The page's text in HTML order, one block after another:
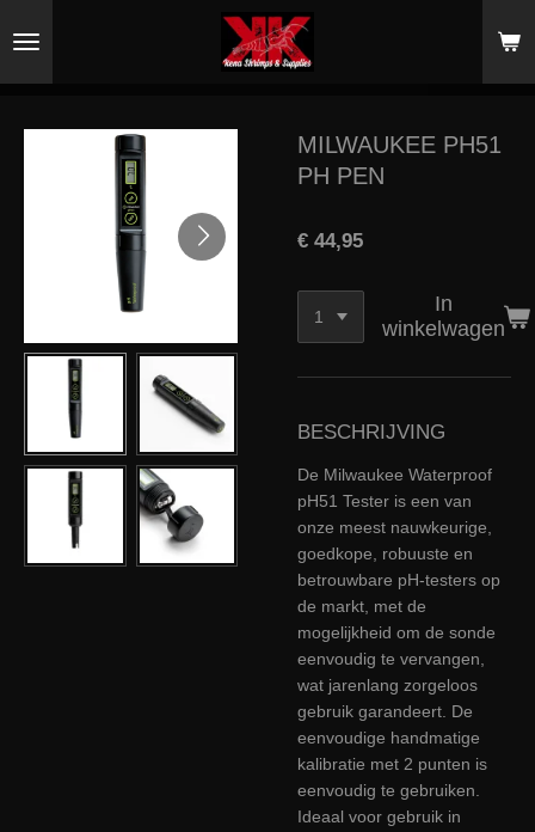
direct
hoofdinhoud
MILWAUKEE PH51
PH PEN
€ 44,95
In
winkelwagen
BESCHRIJVING
De Milwaukee Waterproof
pH51 Tester is een van
onze meest nauwkeurige,
goedkope, robuuste en
betrouwbare pH-testers op
de markt, met de
mogelijkheid om de sonde
eenvoudig te vervangen,
wat jarenlang zorgeloos
gebruik garandeert. De
eenvoudige handmatige
kalibratie met 2 punten is
eenvoudig te gebruiken.
Ideaal voor gebruik in